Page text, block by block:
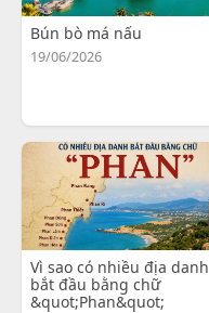
Bún bò má nấu
19/06/2026
Vì sao có nhiều địa danh
bắt đầu bằng chữ
&quot;Phan&quot;